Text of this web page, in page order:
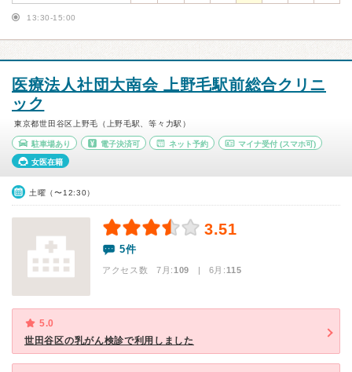
13:30-15:00
医療法人社団大南会 上野毛駅前総合クリニ
ック
東京都世田谷区上野毛（上野毛駅、等々力駅）
駐車場あり 電子決済可 ネット予約 マイナ受付 (スマホ可)
女医在籍
土曜（〜12:30）
3.51
5件
アクセス数 7月:109 | 6月:115
5.0
世田谷区の乳がん検診で利用しました